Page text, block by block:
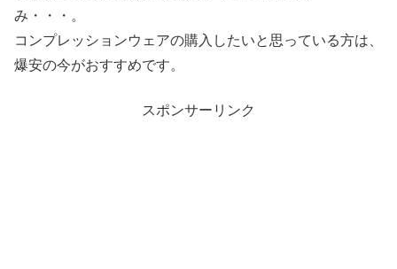
み・・・。
コンプレッションウェアの購入したいと思っている方は、
爆安の今がおすすめです。
スポンサーリンク